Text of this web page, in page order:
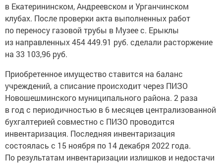
в Екатерининском, Андреевском и Урганчинском
клубах. После проверки акта выполненных работ
по переносу газовой трубы в Музее с. Ерыклы
из направленных 454 449.91 руб. сделали расторжение
на 33 103,96 руб.
Приобретенное имущество ставится на баланс
учреждений, а списание происходит через ПИЗО
Новошешминского муниципального района. 2 раза
в год с периодичностью в 6 месяцев централизованной
бухгалтерией совместно с ПИЗО проводится
инвентаризация. Последняя инвентаризация
состоялась с 15 ноября по 14 декабря 2022 года.
По результатам инвентаризации излишков и недостачи